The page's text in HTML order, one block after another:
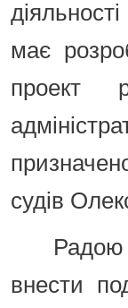
має
проект
судів
Радою
внести